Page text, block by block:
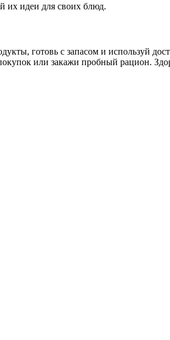
их идеи для своих блюд.
готовь с запасом и используй
или закажи пробный рацион.